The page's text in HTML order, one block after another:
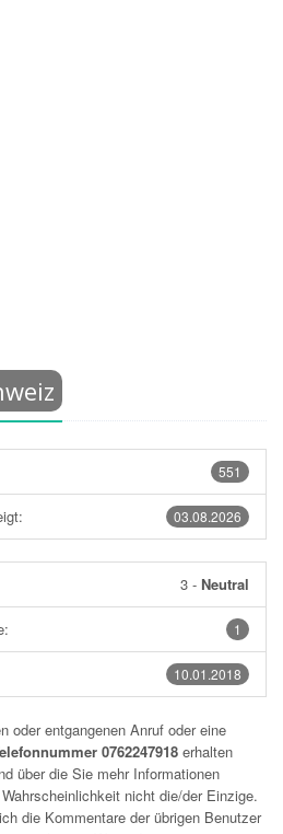
551
03.08.2026
3 - Neutral
1
10.01.2018
oder entgangenen Anruf oder eine
0762247918 erhalten
über die Sie mehr Informationen
nicht die/der Einzige.
die Kommentare der übrigen Benutzer